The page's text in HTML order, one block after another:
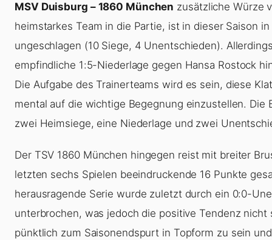
MSV Duisburg – 1860 München zusätzliche Würze
heimstarkes Team in die Partie, ist in dieser Saison
ungeschlagen (10 Siege, 4 Unentschieden).
empfindliche 1:5-Niederlage gegen Hansa Rostock
Die Aufgabe des Trainerteams wird es sein, diese
mental auf die wichtige Begegnung einzustellen.
zwei Heimsiege, eine Niederlage und zwei
Der TSV 1860 München hingegen reist mit breiter
letzten sechs Spielen beeindruckende 16 Punkte
herausragende Serie wurde zuletzt durch ein 0:0-
unterbrochen, was jedoch die positive Tendenz
pünktlich zum Saisonendspurt in Topform zu sein